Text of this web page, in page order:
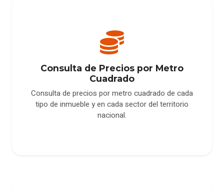
Consulta de Precios por Metro
Cuadrado
Consulta de precios por metro cuadrado de cada
tipo de inmueble y en cada sector del territorio
nacional.